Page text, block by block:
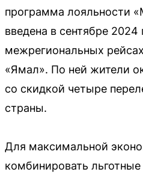
программа лояльности
введена в сентябре 2024
межрегиональных
«Ямал». По ней жители
со скидкой четыре
страны.
Для максимальной
комбинировать